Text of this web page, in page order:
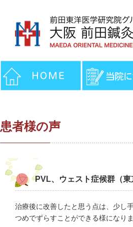
患者様の声
PVL、ウェスト症候群（
治療後に改善したと思う点は、少し
つめでずらすことができる様になり